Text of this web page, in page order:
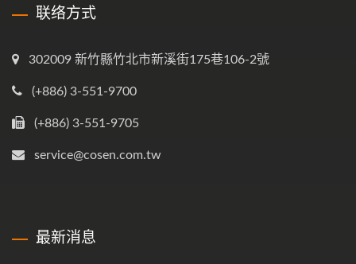
联络方式
302009 新竹縣竹北市新溪街175巷106-2號
(+886) 3-551-9700
(+886) 3-551-9705
service@cosen.com.tw
最新消息